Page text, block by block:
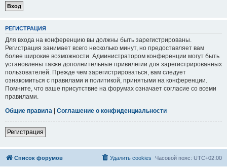
РЕГИСТРАЦИЯ
Для входа на конференцию вы должны быть зарегистрированы.
Регистрация занимает всего несколько минут, но предоставляет вам
более широкие возможности. Администратором конференции могут быть
установлены также дополнительные привилегии для зарегистрированных
пользователей. Прежде чем зарегистрироваться, вам следует
ознакомиться с правилами и политикой, принятыми на конференции.
Помните, что ваше присутствие на форумах означает согласие со всеми
правилами.
Общие правила
Соглашение о конфиденциальности
Регистрация
Список форумов Часовой пояс: UTC+02:00
Удалить cookies